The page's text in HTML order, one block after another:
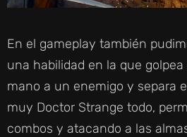
En el gameplay también
una habilidad en la que
mano a un enemigo y separa
muy Doctor Strange todo,
combos y atacando a las